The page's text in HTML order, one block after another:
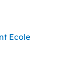
Ecole